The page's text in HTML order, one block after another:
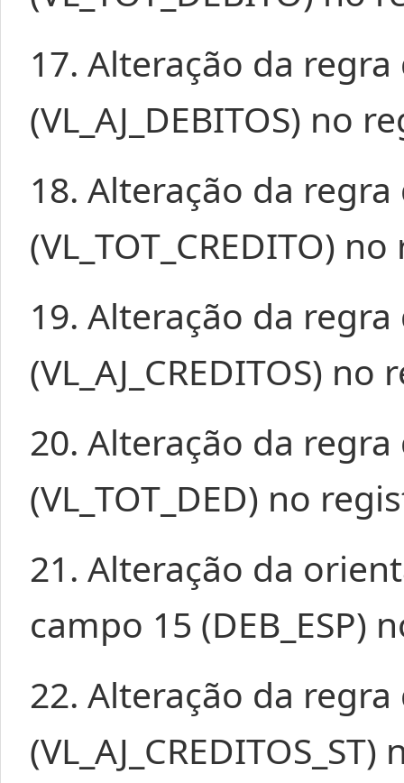
17. Alteração da
(VL_AJ_DEBITOS) no
18. Alteração da
(VL_TOT_CREDITO)
19. Alteração da
(VL_AJ_CREDITOS)
20. Alteração da
(VL_TOT_DED) no
21. Alteração da
campo 15 (DEB_ESP)
22. Alteração da